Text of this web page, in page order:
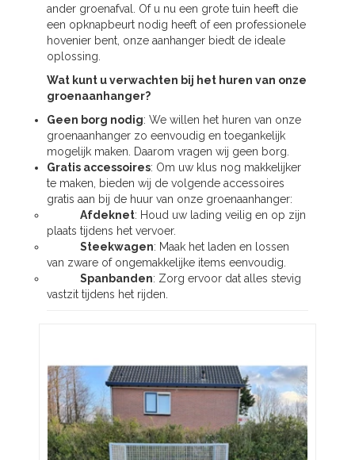
ander groenafval. Of u nu een grote tuin heeft die
een opknapbeurt nodig heeft of een professionele
hovenier bent, onze aanhanger biedt de ideale
oplossing.
Wat kunt u verwachten bij het huren van onze
groenaanhanger?
Geen borg nodig: We willen het huren van onze
groenaanhanger zo eenvoudig en toegankelijk
mogelijk maken. Daarom vragen wij geen borg.
Gratis accessoires: Om uw klus nog makkelijker
te maken, bieden wij de volgende accessoires
gratis aan bij de huur van onze groenaanhanger:
Afdeknet: Houd uw lading veilig en op zijn
plaats tijdens het vervoer.
Steekwagen: Maak het laden en lossen
van zware of ongemakkelijke items eenvoudig.
Spanbanden: Zorg ervoor dat alles stevig
vastzit tijdens het rijden.